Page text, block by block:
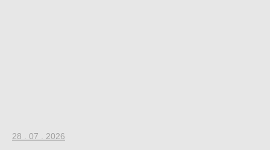
28 . 07 . 2026